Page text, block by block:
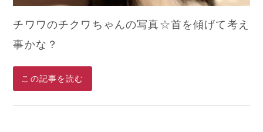
チワワのチクワちゃんの写真☆首を傾げて考え
事かな？
この記事を読む